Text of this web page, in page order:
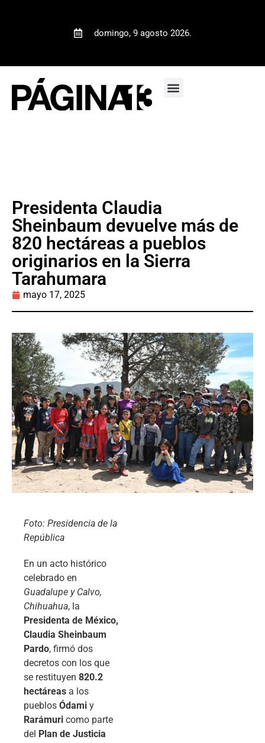
domingo, 9 agosto 2026.
Presidenta Claudia
Sheinbaum devuelve más de
820 hectáreas a pueblos
originarios en la Sierra
Tarahumara
mayo 17, 2025
Foto: Presidencia de la
República
En un acto histórico
celebrado en
Guadalupe y Calvo,
Chihuahua, la
Presidenta de México,
Claudia Sheinbaum
Pardo, firmó dos
decretos con los que
se restituyen 820.2
hectáreas a los
pueblos Ódami y
Rarámuri como parte
del Plan de Justicia